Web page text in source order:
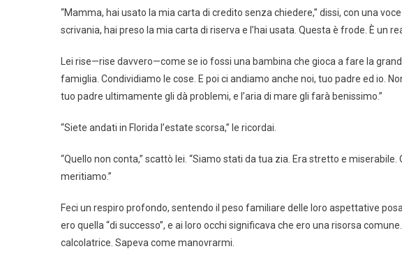
“Mamma, hai usato la mia carta di credito senza chiedere,” dissi, con una
scrivania, hai preso la mia carta di riserva e l’hai usata. Questa è frode. È un
Lei rise—rise davvero—come se io fossi una bambina che gioca a fare la
famiglia. Condividiamo le cose. E poi ci andiamo anche noi, tuo padre ed io.
tuo padre ultimamente gli dà problemi, e l’aria di mare gli farà benissimo.”
“Siete andati in Florida l’estate scorsa,” le ricordai.
“Quello non conta,” scattò lei. “Siamo stati da tua zia. Era stretto e
meritiamo.”
Feci un respiro profondo, sentendo il peso familiare delle loro aspettative
ero quella “di successo”, e ai loro occhi significava che ero una risorsa
calcolatrice. Sapeva come manovrarmi.